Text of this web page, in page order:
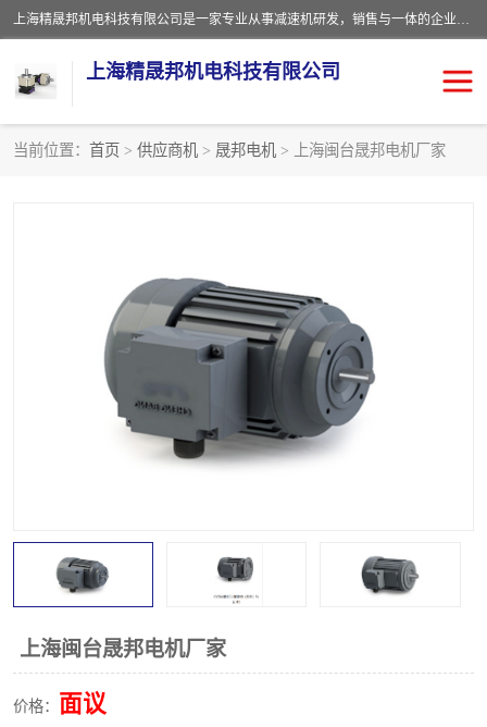
上海精晟邦机电科技有限公司是一家专业从事减速机研发，销售与一体的企业。公司拥有资深技术人员和技术团队服务人才，致力于为广大客户提供专业，细致的产品服务。主营产品有：中型减速电机，微型调速电机，精密行星减速机，蜗轮蜗杆减速机，RFKS四大系列减速机，SKM双曲面齿轮减速机，齿轮减速电机，行星减速机，防爆电机，变频器等系列；产品广泛用于汽车，船舶，能源，环保，包装，物流等领域，欢迎咨询。
上海精晟邦机电科技有限公司
当前位置： 首页 > 供应商机 > 晟邦电机 > 上海闽台晟邦电机厂家
上海闽台晟邦电机厂家
价格： 面议
精晟邦四大系列
MCN明椿电机 精晟邦微型齿轮减速电机
行星减速机 晟邦电机
东元电机